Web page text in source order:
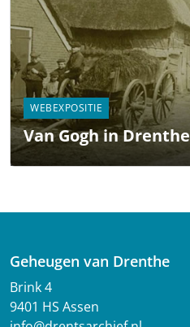
WEBEXPOSITIE
Van Gogh in Drenthe
Geheugen van Drenthe
Brink 4
9401 HS Assen